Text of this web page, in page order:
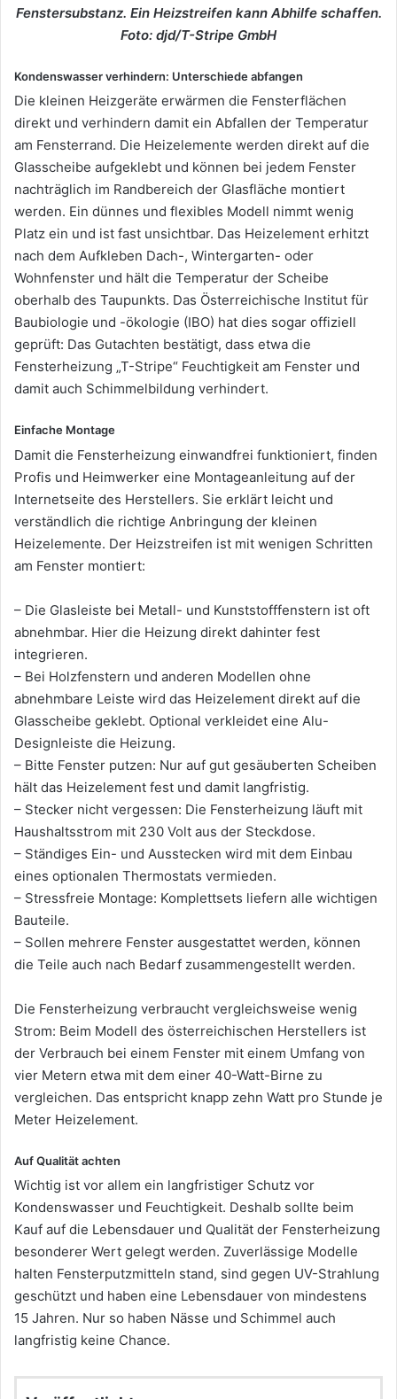
Fenstersubstanz. Ein Heizstreifen kann Abhilfe schaffen.
Foto: djd/T-Stripe GmbH
Kondenswasser verhindern: Unterschiede abfangen
Die kleinen Heizgeräte erwärmen die Fensterflächen
direkt und verhindern damit ein Abfallen der Temperatur
am Fensterrand. Die Heizelemente werden direkt auf die
Glasscheibe aufgeklebt und können bei jedem Fenster
nachträglich im Randbereich der Glasfläche montiert
werden. Ein dünnes und flexibles Modell nimmt wenig
Platz ein und ist fast unsichtbar. Das Heizelement erhitzt
nach dem Aufkleben Dach-, Wintergarten- oder
Wohnfenster und hält die Temperatur der Scheibe
oberhalb des Taupunkts. Das Österreichische Institut für
Baubiologie und -ökologie (IBO) hat dies sogar offiziell
geprüft: Das Gutachten bestätigt, dass etwa die
Fensterheizung „T-Stripe“ Feuchtigkeit am Fenster und
damit auch Schimmelbildung verhindert.
Einfache Montage
Damit die Fensterheizung einwandfrei funktioniert, finden
Profis und Heimwerker eine Montageanleitung auf der
Internetseite des Herstellers. Sie erklärt leicht und
verständlich die richtige Anbringung der kleinen
Heizelemente. Der Heizstreifen ist mit wenigen Schritten
am Fenster montiert:
– Die Glasleiste bei Metall- und Kunststofffenstern ist oft
abnehmbar. Hier die Heizung direkt dahinter fest
integrieren.
– Bei Holzfenstern und anderen Modellen ohne
abnehmbare Leiste wird das Heizelement direkt auf die
Glasscheibe geklebt. Optional verkleidet eine Alu-
Designleiste die Heizung.
– Bitte Fenster putzen: Nur auf gut gesäuberten Scheiben
hält das Heizelement fest und damit langfristig.
– Stecker nicht vergessen: Die Fensterheizung läuft mit
Haushaltsstrom mit 230 Volt aus der Steckdose.
– Ständiges Ein- und Ausstecken wird mit dem Einbau
eines optionalen Thermostats vermieden.
– Stressfreie Montage: Komplettsets liefern alle wichtigen
Bauteile.
– Sollen mehrere Fenster ausgestattet werden, können
die Teile auch nach Bedarf zusammengestellt werden.
Die Fensterheizung verbraucht vergleichsweise wenig
Strom: Beim Modell des österreichischen Herstellers ist
der Verbrauch bei einem Fenster mit einem Umfang von
vier Metern etwa mit dem einer 40-Watt-Birne zu
vergleichen. Das entspricht knapp zehn Watt pro Stunde je
Meter Heizelement.
Auf Qualität achten
Wichtig ist vor allem ein langfristiger Schutz vor
Kondenswasser und Feuchtigkeit. Deshalb sollte beim
Kauf auf die Lebensdauer und Qualität der Fensterheizung
besonderer Wert gelegt werden. Zuverlässige Modelle
halten Fensterputzmitteln stand, sind gegen UV-Strahlung
geschützt und haben eine Lebensdauer von mindestens
15 Jahren. Nur so haben Nässe und Schimmel auch
langfristig keine Chance.